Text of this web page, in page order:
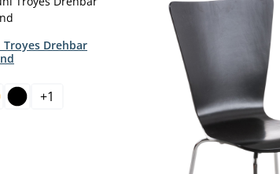
Drehbar
+1